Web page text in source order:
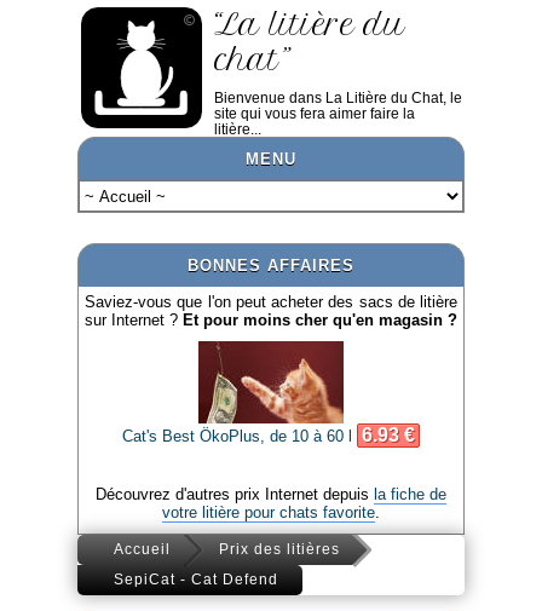
“La litière du
chat”
Bienvenue dans La Litière du Chat, le
site qui vous fera aimer faire la
litière...
MENU
BONNES AFFAIRES
Saviez-vous que l'on peut acheter des sacs de litière
sur Internet ? Et pour moins cher qu'en magasin ?
Cat's Best ÖkoPlus, de 10 à 60 l 6.93 €
Découvrez d'autres prix Internet depuis la fiche de
votre litière pour chats favorite.
Accueil
Prix des litières
SepiCat - Cat Defend